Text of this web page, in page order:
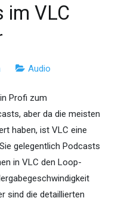
im VLC
Audio
Profi zum
aber da die meisten
haben, ist VLC eine
gelegentlich Podcasts
in VLC den Loop-
sind die detaillierten